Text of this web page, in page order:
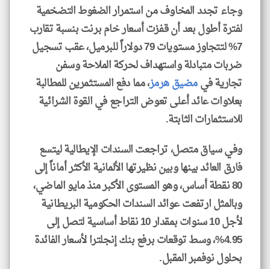
وجاء تجدد المخاوف من استمرار الضغوط التضخمية
لفترة أطول بعد أن قفزت أسعار خام برنت بنسبة تقارب
7% لتتجاوز مستويات 79 دولاراً للبرميل، عقب تسجيل
ضربات متبادلة واستهداف لحركة الملاحة وسفن
تجارية فيمضيق هرمز، مما دفع المستثمرين للمطالبة
بعلاوات عائد أعلى تعوض التراجع في القوة الشرائية
للاستثمارات الثابتة.
وفي سياق متصل، تراجعت السندات الإيطالية ليتسع
فارق العائد بينها وبين نظيرتها الألمانية الأكثر أماناً إلى
80 نقطة أساس، وهو المستوى الأكبر منذ مايو الماضي،
وبالمثل ارتفعت عوائد السندات الحكومية البريطانية
لأجل 10 سنوات بمقدار 10 نقاط أساسية لتصل إلى
4.95%، وسط توقعات برفع بنك إنجلترا لأسعار الفائدة
بحلول نوفمبر المقبل.